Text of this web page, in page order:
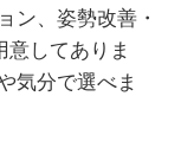
ン、姿勢改善・
してありま
気分で選べま